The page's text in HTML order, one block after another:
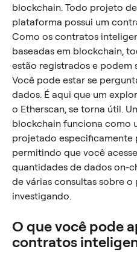
blockchain. Todo projeto
plataforma possui um
Como os contratos
baseadas em blockchain,
estão registrados e podem
Você pode estar se
dados. É aqui que um
o Etherscan, se torna útil.
blockchain funciona como
projetado especificamente
permitindo que você
quantidades de dados on-
de várias consultas sobre
investigando.
O que você pode
contratos